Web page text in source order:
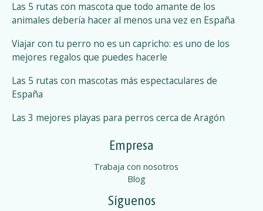
Las 5 rutas con mascota que todo amante de los
animales debería hacer al menos una vez en España
Viajar con tu perro no es un capricho: es uno de los
mejores regalos que puedes hacerle
Las 5 rutas con mascotas más espectaculares de
España
Las 3 mejores playas para perros cerca de Aragón
Empresa
Trabaja con nosotros
Blog
Síguenos